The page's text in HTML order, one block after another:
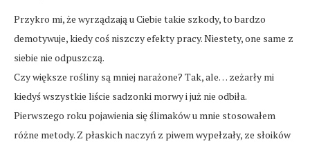
Przykro mi, że wyrządzają u Ciebie takie szkody, to bardzo
demotywuje, kiedy coś niszczy efekty pracy. Niestety, one same z
siebie nie odpuszczą.
Czy większe rośliny są mniej narażone? Tak, ale… zeżarły mi
kiedyś wszystkie liście sadzonki morwy i już nie odbiła.
Pierwszego roku pojawienia się ślimaków u mnie stosowałem
różne metody. Z płaskich naczyń z piwem wypełzały, ze słoików